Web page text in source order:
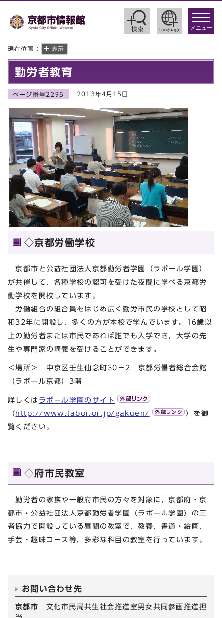
toggle
メニュー
現在位置： 表示
勤労者教育
ページ番号2295 2013年4月15日
◇京都労働学校
京都市と公益社団法人京都勤労者学園（ラボール学園）
が共催して，各種学校の認可を受けた夜間に学べる京都労
働学校を開校しています。
労働組合の組合員をはじめ広く勤労市民の学校として昭
和32年に開設し，多くの方が本校で学んでいます。16歳以
上の勤労者または市民であれば誰でも入学でき，大学の先
生や専門家の講義を受けることができます。
＜場所＞ 中京区壬生仙念町30－2 京都労働者総合会館
（ラボール京都）3階
詳しくは ラボール学園のサイト
（http://www.labor.or.jp/gakuen/
）を御
覧ください。
◇府市民教室
勤労者の家族や一般府市民の方々を対象に，京都府・京
都市・公益社団法人京都勤労者学園（ラボール学園）の三
者協力で開設している昼間の教室で，教養，書道・絵画，
手芸・趣味コース等，多彩な科目の教室を行っています。
お問い合わせ先
京都市 文化市民局共生社会推進室男女共同参画推進担